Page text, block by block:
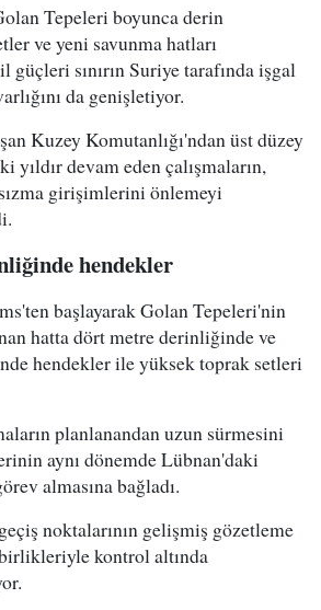
Tepeleri boyunca derin
ve yeni savunma hatları
sınırın Suriye tarafında işgal
da genişletiyor.
Kuzey Komutanlığı'ndan üst düzey
yıldır devam eden çalışmaların,
sızma girişimlerini önlemeyi
hendekler
başlayarak Golan Tepeleri'nin
hatta dört metre derinliğinde ve
hendekler ile yüksek toprak setleri
planlanandan uzun sürmesini
aynı dönemde Lübnan'daki
almasına bağladı.
noktalarının gelişmiş gözetleme
kontrol altında